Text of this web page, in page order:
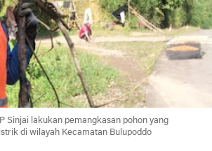
Sinjai lakukan pemangkasan pohon yang
di wilayah Kecamatan Bulupoddo